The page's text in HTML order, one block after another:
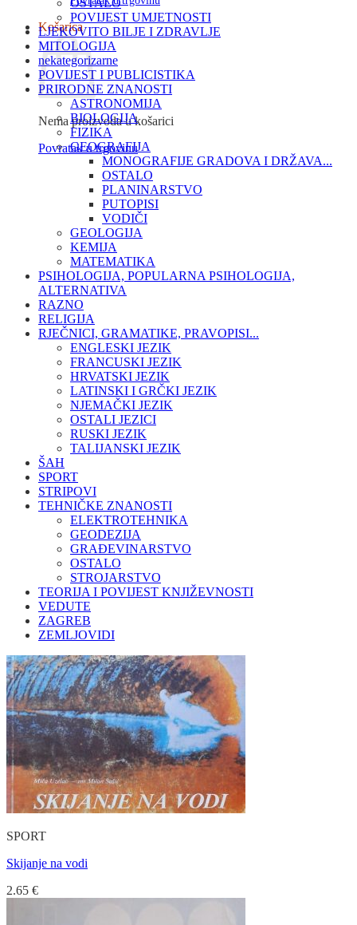
Košarica
Nema proizvoda u košarici
Povratak u trgovinu
OSTALO
POVIJEST UMJETNOSTI
LJEKOVITO BILJE I ZDRAVLJE
MITOLOGIJA
nekategorizarne
POVIJEST I PUBLICISTIKA
PRIRODNE ZNANOSTI
ASTRONOMIJA
BIOLOGIJA
FIZIKA
GEOGRAFIJA
MONOGRAFIJE GRADOVA I DRŽAVA...
OSTALO
PLANINARSTVO
PUTOPISI
VODIČI
GEOLOGIJA
KEMIJA
MATEMATIKA
PSIHOLOGIJA, POPULARNA PSIHOLOGIJA,
ALTERNATIVA
RAZNO
RELIGIJA
RJEČNICI, GRAMATIKE, PRAVOPISI...
ENGLESKI JEZIK
FRANCUSKI JEZIK
HRVATSKI JEZIK
LATINSKI I GRČKI JEZIK
NJEMAČKI JEZIK
OSTALI JEZICI
RUSKI JEZIK
TALIJANSKI JEZIK
ŠAH
SPORT
STRIPOVI
TEHNIČKE ZNANOSTI
ELEKTROTEHNIKA
GEODEZIJA
GRAĐEVINARSTVO
OSTALO
STROJARSTVO
TEORIJA I POVIJEST KNJIŽEVNOSTI
VEDUTE
ZAGREB
ZEMLJOVIDI
SPORT
Skijanje na vodi
2.65 €